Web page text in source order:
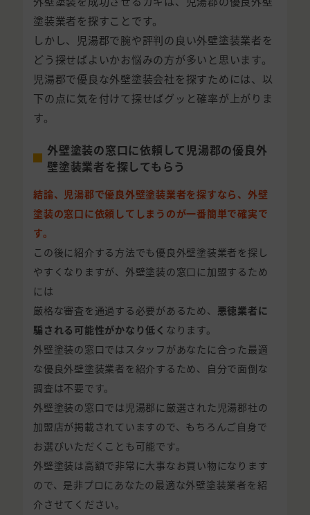
塗装業者を探すことです。
しかし、児湯郡で腕や評判の良い外壁塗装業者を
どう探せばよいかお悩みの方が多いと思います。
児湯郡で優良な外壁塗装会社を探すためには、以
下の点に気を付けて探せばグッと確率が上がりま
す。
外壁塗装の窓口に依頼して児湯郡の優良外
壁塗装業者を探してもらう
結論、児湯郡で優良外壁塗装業者を探すなら、外壁
塗装の窓口に依頼してしまうのが一番簡単で確実で
す。
この後に紹介する方法でも優良外壁塗装業者を探し
やすくなりますが、外壁塗装の窓口に加盟するため
には
厳格な審査を通過する必要があるため、 悪徳業者に
騙される可能性がかなり低く なります。
外壁塗装の窓口ではスタッフがあなたに合った最適
な優良外壁塗装業者を紹介するため、自分で面倒な
調査は不要です。
外壁塗装の窓口では児湯郡に厳選された児湯郡社の
加盟店が掲載されていますので、もちろんご自身で
お選びいただくことも可能です。
外壁塗装は高額で非常に大事なお買い物になります
ので、是非プロにあなたの最適な外壁塗装業者を紹
介させてください。